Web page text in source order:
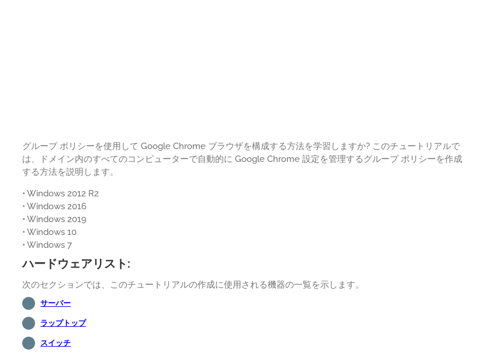
グループ ポリシーを使用して Google Chrome ブラウザを構成する方法を学習しますか? このチュートリアルで
は、ドメイン内のすべてのコンピューターで自動的に Google Chrome 設定を管理するグループ ポリシーを作成
する方法を説明します。
• Windows 2012 R2
• Windows 2016
• Windows 2019
• Windows 10
• Windows 7
ハードウェアリスト:
次のセクションでは、このチュートリアルの作成に使用される機器の一覧を示します。
サーバー
ラップトップ
スイッチ